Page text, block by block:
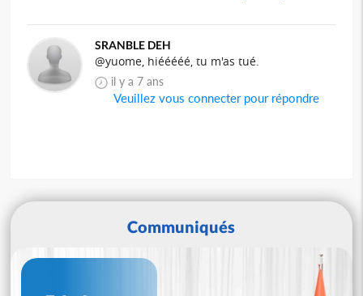
SRANBLE DEH
@yuome, hiééééé, tu m'as tué.
il y a 7 ans
Veuillez vous connecter pour répondre
Communiqués